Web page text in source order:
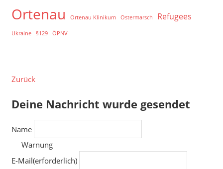
Ortenau Ortenau Klinikum Ostermarsch Refugees
Ukraine §129 ÖPNV
Zurück
Deine Nachricht wurde gesendet
Name
Warnung
E-Mail(erforderlich)